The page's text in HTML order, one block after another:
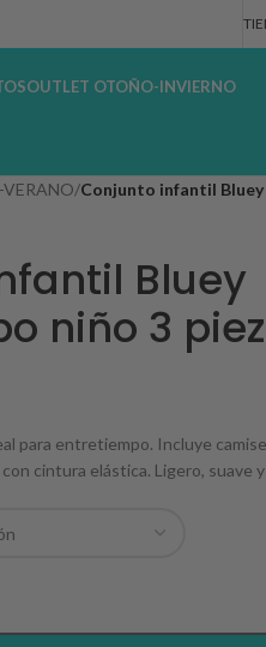
OUTLET OTOÑO-INVIERNO
/Conjunto infantil
Bluey
niño 3
para entretiempo. Incluye
cintura elástica. Ligero, suave